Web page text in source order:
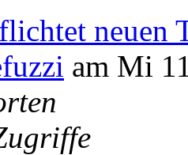
neuen
am Mi